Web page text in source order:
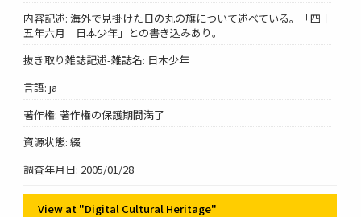
内容記述: 海外で見掛けた日の丸の旗について述べている。「四十
五年六月 日本少年」との書き込みあり。
抜き取り雑誌記述-雑誌名: 日本少年
言語: ja
著作権: 著作権の保護期間満了
資源状態: 綴
調査年月日: 2005/01/28
View at "Digital Cultural Heritage"